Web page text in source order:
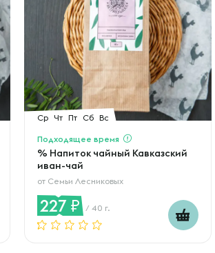
Ср Чт Пт Сб Вс
Подходящее время
% Напиток чайный Кавказский
иван-чай
от Семьи Лесниковых
227 / 40 г.